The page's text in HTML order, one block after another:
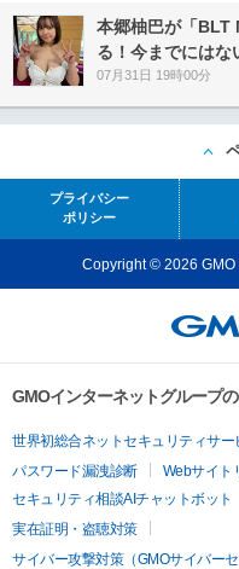
本郷柚巴が「BLT
る！今までにはな
07月31日 19時00分
プライバシー
ポリシー
Copyright © 2026 GMO
GMOインターネットグループ
世界初総合ネットセキュリティサー
パスワード漏洩診断
Webサイト
セキュリティ相談AIチャットボット
実在証明・盗聴対策
サイバー攻撃対策（GMOサイバー